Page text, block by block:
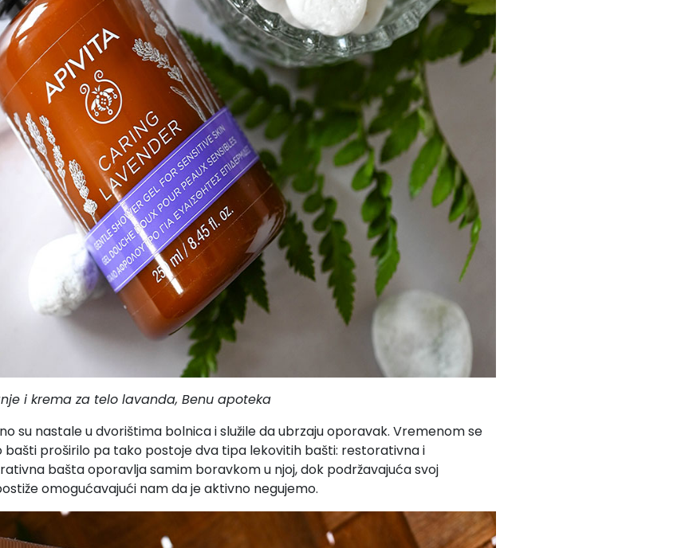
i krema za telo lavanda, Benu apoteka
su nastale u dvorištima bolnica i služile da ubrzaju oporavak. Vremenom se
bašti proširilo pa tako postoje dva tipa lekovitih bašti: restorativna i
bašta oporavlja samim boravkom u njoj, dok podržavajuća svoj
omogućavajući nam da je aktivno negujemo.